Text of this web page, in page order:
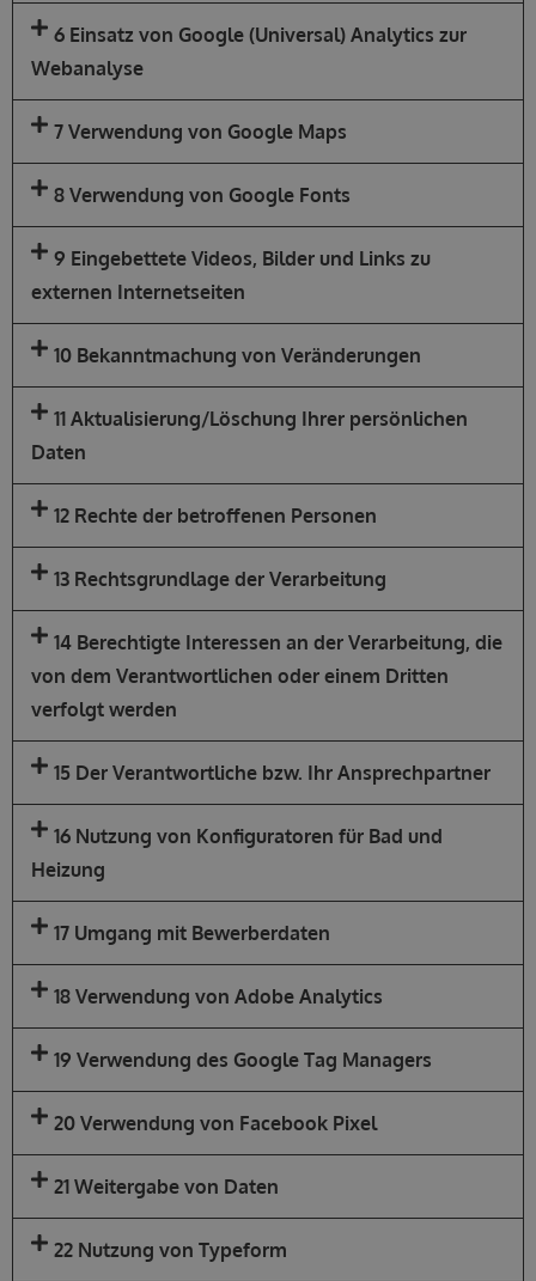
6 Einsatz von Google (Universal) Analytics zur
Webanalyse
7 Verwendung von Google Maps
8 Verwendung von Google Fonts
9 Eingebettete Videos, Bilder und Links zu
externen Internetseiten
10 Bekanntmachung von Veränderungen
11 Aktualisierung/Löschung Ihrer persönlichen
Daten
12 Rechte der betroffenen Personen
13 Rechtsgrundlage der Verarbeitung
14 Berechtigte Interessen an der Verarbeitung, die
von dem Verantwortlichen oder einem Dritten
verfolgt werden
15 Der Verantwortliche bzw. Ihr Ansprechpartner
16 Nutzung von Konfiguratoren für Bad und
Heizung
17 Umgang mit Bewerberdaten
18 Verwendung von Adobe Analytics
19 Verwendung des Google Tag Managers
20 Verwendung von Facebook Pixel
21 Weitergabe von Daten
22 Nutzung von Typeform